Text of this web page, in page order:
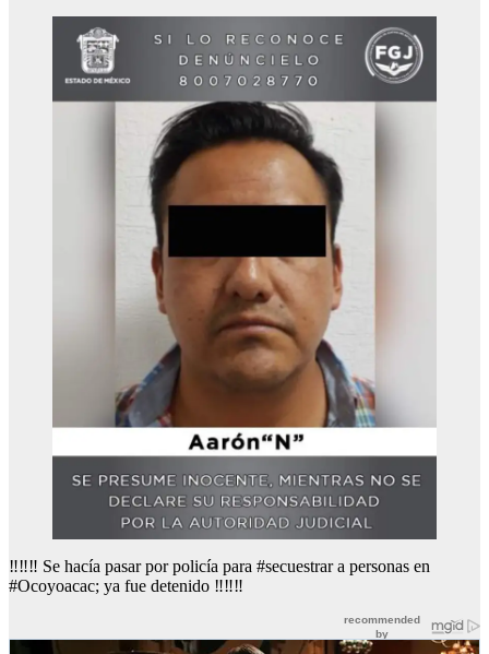
‼️‼️‼️ Se hacía pasar por policía para #secuestrar a personas en
#Ocoyoacac; ya fue detenido ‼️‼️‼️